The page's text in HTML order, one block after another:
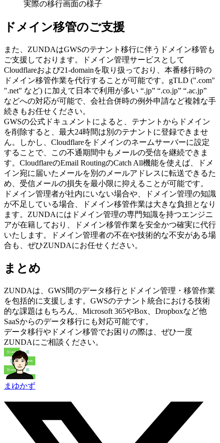
実際の移行画面の様子
ドメイン移管のご支援
また、ZUNDAはGWSのテナント移行に伴うドメイン移管も
ご支援しております。ドメイン管理サービスとして
Cloudflareおよび21-domainを取り扱っており、本番移行時の
ドメイン移管作業を代行することが可能です。gTLD (".com"
".net" など) に加えて日本で利用が多い “.jp” “.co.jp” “.ac.jp”
などへの対応が可能で、会社合併時の例外申請など複雑な手
続きもお任せください。
GWSの公式ドキュメントによると、テナントからドメイン
を削除すると、最大24時間は別のテナントに登録できませ
ん。しかし、Cloudflareをドメインのネームサーバーに設定
することで、この不通期間中もメールの受信を継続できま
す。CloudflareのEmail RoutingのCatch All機能を使えば、ドメ
イン宛に届いたメールを別のメールアドレスに転送できるた
め、受信メールの損失を最小限に抑えることが可能です。
ドメイン管理者が社内にいない場合や、ドメイン管理の知識
が不足している場合、ドメイン移管作業は大きな負担となり
ます。ZUNDAにはドメイン管理の専門知識を持つエンジニ
アが在籍しており、ドメイン移管作業を安全かつ確実に代行
いたします。ドメイン管理者の不在や技術的な不安がある場
合も、ぜひZUNDAにお任せください。
まとめ
ZUNDAは、GWS間のデータ移行とドメイン管理・移管作業
を包括的に支援します。GWSのテナント統合における技術
的な課題はもちろん、Microsoft 365やBox、Dropboxなど他
SaaSからのデータ移行にも対応可能です。
データ移行やドメイン移管でお困りの際は、ぜひ一度
ZUNDAにご相談ください。
まゆかず